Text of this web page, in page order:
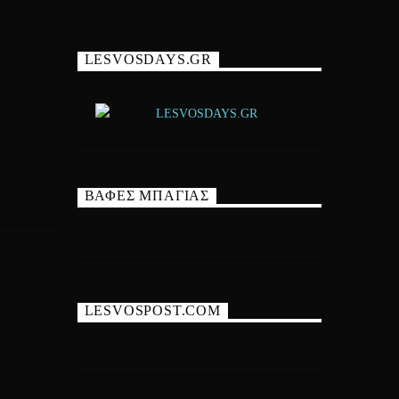
LESVOSDAYS.GR
ΒΑΦΕΣ ΜΠΑΓΙΑΣ
LESVOSPOST.COM